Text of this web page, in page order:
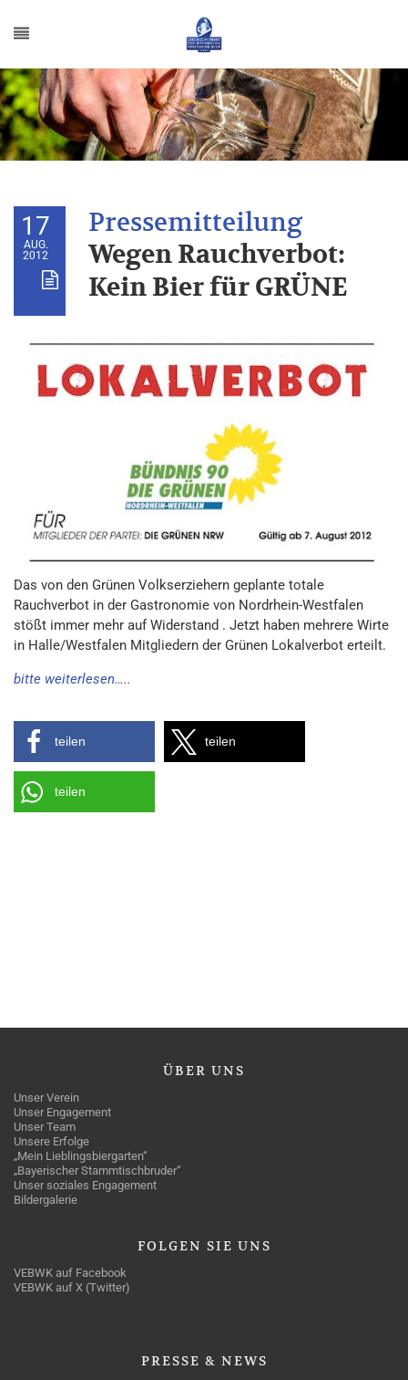
17
AUG.
2012
Wegen Rauchverbot:
Kein Bier für GRÜNE
Das von den Grünen Volkserziehern geplante totale
Rauchverbot in der Gastronomie von Nordrhein-Westfalen
stößt immer mehr auf Widerstand . Jetzt haben mehrere Wirte
in Halle/Westfalen Mitgliedern der Grünen Lokalverbot erteilt.
bitte weiterlesen…..
teilen teilen
teilen
ÜBER UNS
Unser Verein
Unser Engagement
Unser Team
Unsere Erfolge
„Mein Lieblingsbiergarten“
„Bayerischer Stammtischbruder“
Unser soziales Engagement
Bildergalerie
FOLGEN SIE UNS
VEBWK auf Facebook
VEBWK auf X (Twitter)
PRESSE & NEWS